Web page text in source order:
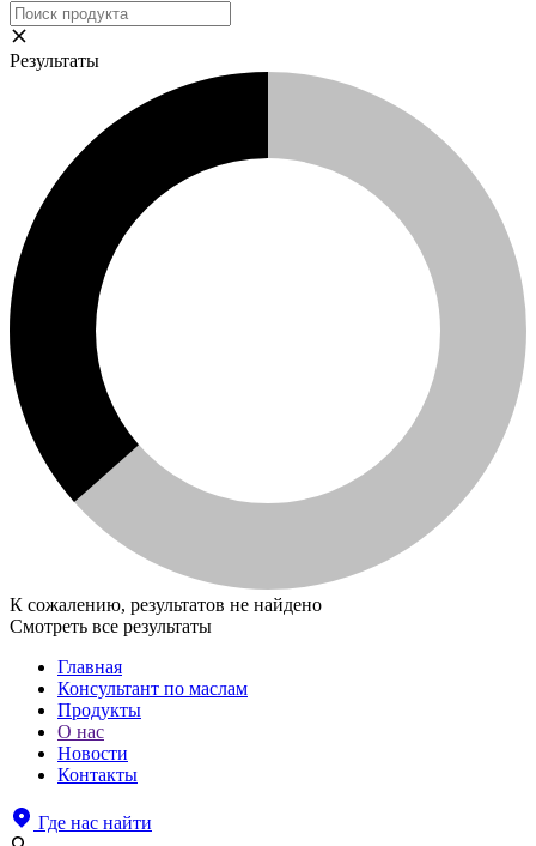
Результаты
К сожалению, результатов не найдено
Смотреть все результаты
Главная
Консультант по маслам
Продукты
О нас
Новости
Контакты
Где нас найти